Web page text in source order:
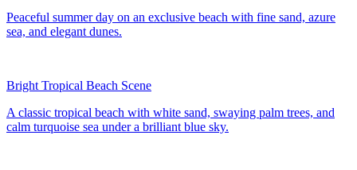
Peaceful summer day on an exclusive beach with fine sand, azure
sea, and elegant dunes.
Bright Tropical Beach Scene
A classic tropical beach with white sand, swaying palm trees, and
calm turquoise sea under a brilliant blue sky.